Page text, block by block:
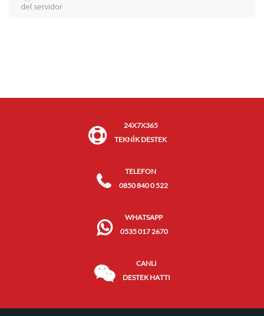
del servidor
24X7X365
TEKNİK DESTEK
TELEFON
0850 840 0 522
WHATSAPP
0535 017 2670
CANLI
DESTEK HATTI